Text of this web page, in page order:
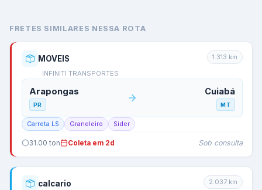
FRETES SIMILARES NESSA ROTA
MOVEIS
INFINITI TRANSPORTES
1.313 km
Arapongas
PR
Cuiabá
MT
Carreta LS Graneleiro Sider
31.00 ton Coleta em 2d Sob consulta
calcario 2.037 km